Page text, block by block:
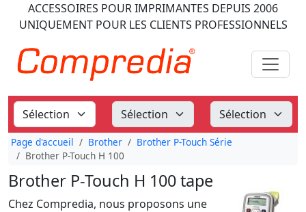
ACCESSOIRES POUR IMPRIMANTES DEPUIS 2006
UNIQUEMENT POUR LES CLIENTS PROFESSIONNELS
Page d'accueil Brother
Brother P-Touch Série
Brother P-Touch H 100
Brother P-Touch H 100 tape
Chez Compredia, nous proposons une